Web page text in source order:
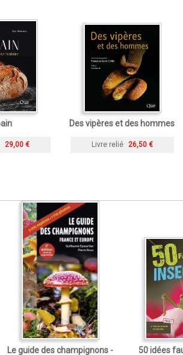
29,00 €
Des vipères et des hommes
Livre relié 26,50 €
Le guide des champignons - 50 idées